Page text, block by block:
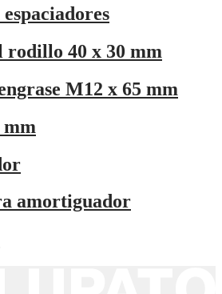
rodillo 40 x 30 mm
M12 x 65 mm
amortiguador